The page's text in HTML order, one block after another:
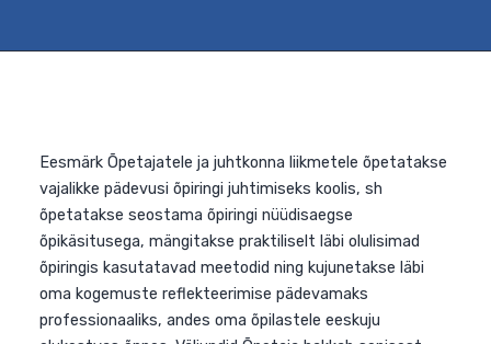
individuaalset õpikava, korraldama tugimeeskonna
ennetama erinevaid raskuseid ja õppida nendega
toimetulekut, suhtlema lapsevanemaga, toetama
erivajadustega lapsi ja omandama paremad kolleegide
toetamise oskused hoidmaks meeskonda tugevana.
Väljundid Kasvab õpetajate kompetents tuge vajavate
laste…Continue readingKaasava